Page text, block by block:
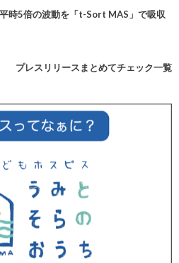
時5倍の波動を「t-Sort MAS」で吸収
プレスリリースまとめてチェック一覧